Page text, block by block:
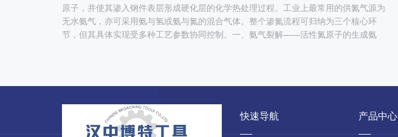
原子，并使其渗入钢件表层形成硬化层的化学热处理过程。工业上最常用的供氮气源为
无水氨气，亦可采用氨与氢或氨与氮的混合气体。整个渗氮流程可归纳为三个核心环
节，但其具体实现受多种工艺参数协同控制。一、氨气裂解——活性氮原子的生成氨
快速导航 产品中心